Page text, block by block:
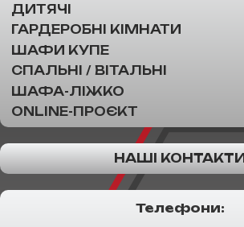
ДИТЯЧІ
ГАРДЕРОБНІ КІМНАТИ
ШАФИ КУПЕ
СПАЛЬНІ / ВІТАЛЬНІ
ШАФА-ЛІЖКО
ONLINE-ПРОЄКТ
НАШІ КОНТАКТИ
Телефони: